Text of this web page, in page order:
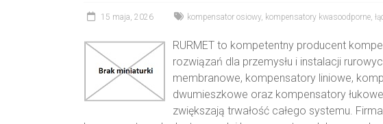
15 maja, 2026 kompensator osiowy, kompensatory kwasoodporne,
RURMET to kompetentny producent
rozwiązań dla przemysłu i instalacji
membranowe, kompensatory liniowe,
dwumieszkowe oraz kompensatory
zwiększają trwałość całego systemu.